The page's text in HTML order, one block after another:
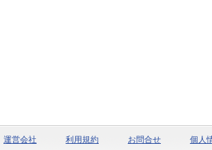
運営会社 利用規約 お問合せ 個人